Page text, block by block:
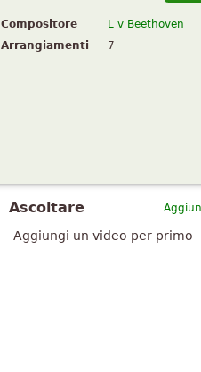
Compositore L v Beethoven
Arrangiamenti
7
Ascoltare
Aggiungi un video per primo